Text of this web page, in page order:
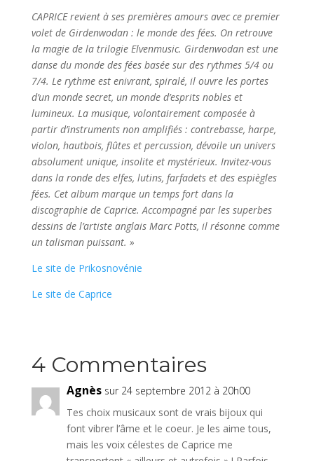
CAPRICE revient à ses premières amours avec ce premier
volet de Girdenwodan : le monde des fées. On retrouve
la magie de la trilogie Elvenmusic. Girdenwodan est une
danse du monde des fées basée sur des rythmes 5/4 ou
7/4. Le rythme est enivrant, spiralé, il ouvre les portes
d’un monde secret, un monde d’esprits nobles et
lumineux. La musique, volontairement composée à
partir d’instruments non amplifiés : contrebasse, harpe,
violon, hautbois, flûtes et percussion, dévoile un univers
absolument unique, insolite et mystérieux. Invitez-vous
dans la ronde des elfes, lutins, farfadets et des espiègles
fées. Cet album marque un temps fort dans la
discographie de Caprice. Accompagné par les superbes
dessins de l’artiste anglais Marc Potts, il résonne comme
un talisman puissant. »
Le site de Prikosnovénie
Le site de Caprice
4 Commentaires
Agnès sur 24 septembre 2012 à 20h00
Tes choix musicaux sont de vrais bijoux qui
font vibrer l’âme et le coeur. Je les aime tous,
mais les voix célestes de Caprice me